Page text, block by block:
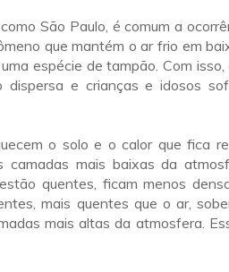
São Paulo, é comum a
que mantém o ar frio em
espécie de tampão. Com isso,
dispersa e crianças e idosos
o solo e o calor que fica
camadas mais baixas da
quentes, ficam menos
mais quentes que o ar,
mais altas da atmosfera.